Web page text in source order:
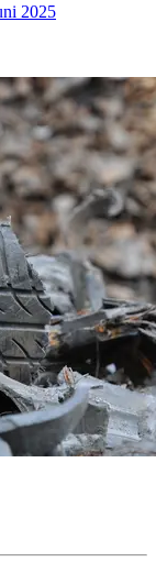
2025